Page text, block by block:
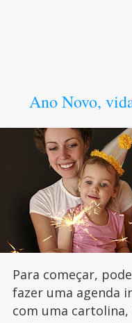
Ano Novo,
Para começar,
fazer uma agenda
com uma